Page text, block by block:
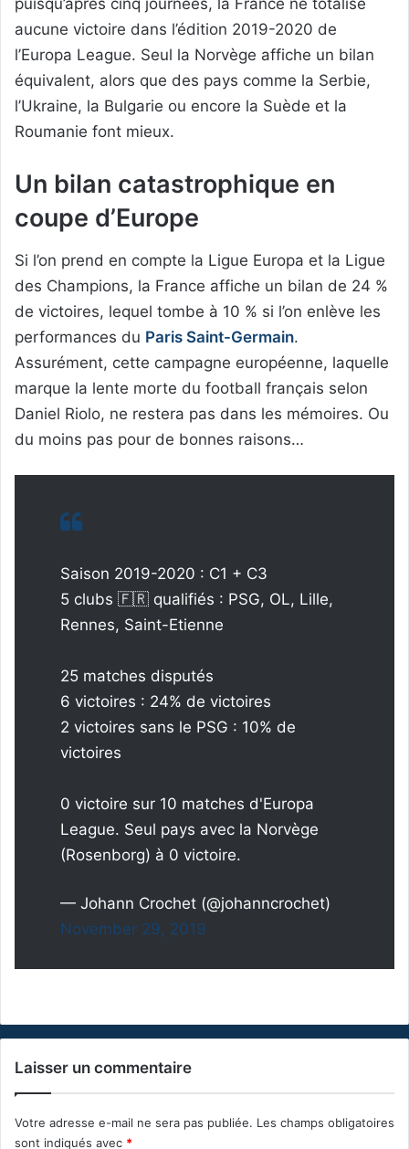
puisqu’après cinq journées, la France ne totalise
aucune victoire dans l’édition 2019-2020 de
l’Europa League. Seul la Norvège affiche un bilan
équivalent, alors que des pays comme la Serbie,
l’Ukraine, la Bulgarie ou encore la Suède et la
Roumanie font mieux.
Un bilan catastrophique en
coupe d’Europe
Si l’on prend en compte la Ligue Europa et la Ligue
des Champions, la France affiche un bilan de 24 %
de victoires, lequel tombe à 10 % si l’on enlève les
performances du Paris Saint-Germain.
Assurément, cette campagne européenne, laquelle
marque la lente morte du football français selon
Daniel Riolo, ne restera pas dans les mémoires. Ou
du moins pas pour de bonnes raisons…
Saison 2019-2020 : C1 + C3
5 clubs 🇫🇷 qualifiés : PSG, OL, Lille,
Rennes, Saint-Etienne
25 matches disputés
6 victoires : 24% de victoires
2 victoires sans le PSG : 10% de
victoires
0 victoire sur 10 matches d'Europa
League. Seul pays avec la Norvège
(Rosenborg) à 0 victoire.
— Johann Crochet (@johanncrochet)
November 29, 2019
Laisser un commentaire
Votre adresse e-mail ne sera pas publiée. Les champs obligatoires
sont indiqués avec *